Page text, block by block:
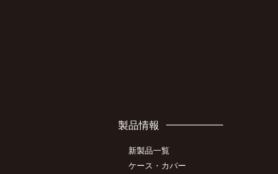
製品情報
新製品一覧
ケース・カバー